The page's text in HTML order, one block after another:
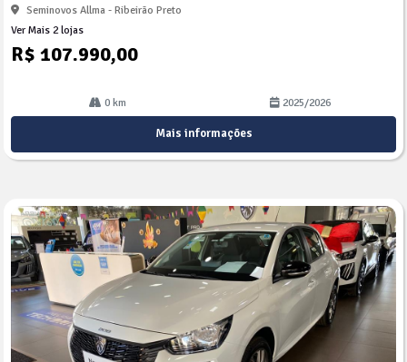
Seminovos Allma - Ribeirão Preto
Ver Mais 2 lojas
R$ 107.990,00
0 km 2025/2026
Mais informações